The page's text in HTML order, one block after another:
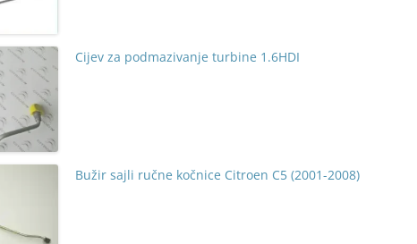
Cijev za podmazivanje turbine 1.6HDI
Bužir sajli ručne kočnice Citroen C5 (2001-2008)